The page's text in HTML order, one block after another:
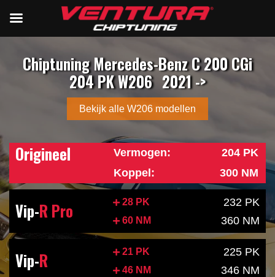
Chiptuning Mercedes-Benz C 200 CGi
204 PK W206 2021 ->
Bekijk alle W206 modellen
Origineel Vermogen:
204 PK
Koppel:
300 NM
Vip-R Pro 28 PK 232 PK
60 NM 360 NM
Vip-R 21 PK 225 PK
46 NM 346 NM